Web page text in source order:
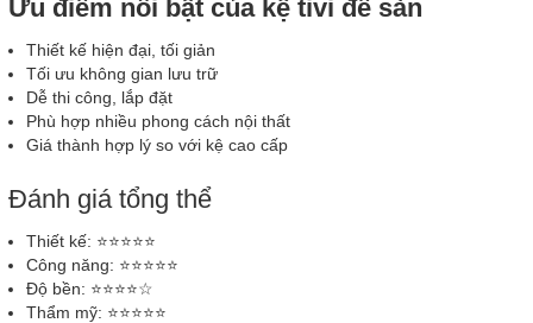
Ưu điểm nổi bật của kệ tivi để sàn
Thiết kế hiện đại, tối giản
Tối ưu không gian lưu trữ
Dễ thi công, lắp đặt
Phù hợp nhiều phong cách nội thất
Giá thành hợp lý so với kệ cao cấp
Đánh giá tổng thể
Thiết kế: ⭐⭐⭐⭐⭐
Công năng: ⭐⭐⭐⭐⭐
Độ bền: ⭐⭐⭐⭐☆
Thẩm mỹ: ⭐⭐⭐⭐⭐